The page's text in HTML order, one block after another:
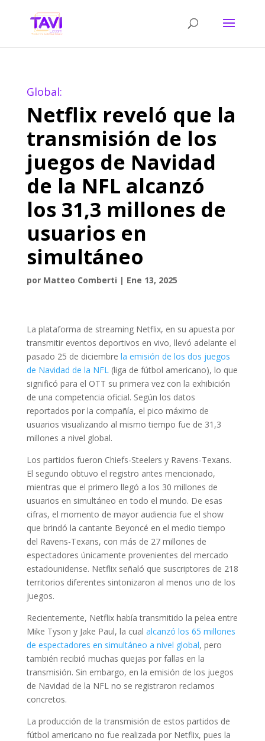
Global:
Netflix reveló que la
transmisión de los
juegos de Navidad
de la NFL alcanzó
los 31,3 millones de
usuarios en
simultáneo
por Matteo Comberti | Ene 13, 2025
La plataforma de streaming Netflix, en su apuesta por
transmitir eventos deportivos en vivo, llevó adelante el
pasado 25 de diciembre la emisión de los dos juegos
de Navidad de la NFL(liga de fútbol americano), lo que
significó para el OTT su primera vez con la exhibición
de una competencia oficial. Según los datos
reportados por la compañía, el pico máximo de
usuarios visualizando al mismo tiempo fue de 31,3
millones a nivel global.
Los partidos fueron Chiefs-Steelers y Ravens-Texans.
El segundo obtuvo el registro antes mencionado,
mientras que el primero llegó a los 30 millones de
usuarios en simultáneo en todo el mundo. De esas
cifras, el momento de mayor audiencia fue el show
que brindó la cantante Beyoncé en el medio tiempo
del Ravens-Texans, con más de 27 millones de
espectadores únicamente provenientes del mercado
estadounidense. Netflix señaló que suscriptores de 218
territorios diferentes sintonizaron al menos uno de los
juegos.
Recientemente, Netflix había transmitido la pelea entre
Mike Tyson y Jake Paul, la cual alcanzó los 65 millones
de espectadores en simultáneo a nivel global, pero
también recibió muchas quejas por fallas en la
transmisión. Sin embargo, en la emisión de los juegos
de Navidad de la NFL no se registraron reclamos
concretos.
La producción de la transmisión de estos partidos de
fútbol americano no fue realizada por Netflix, pues la